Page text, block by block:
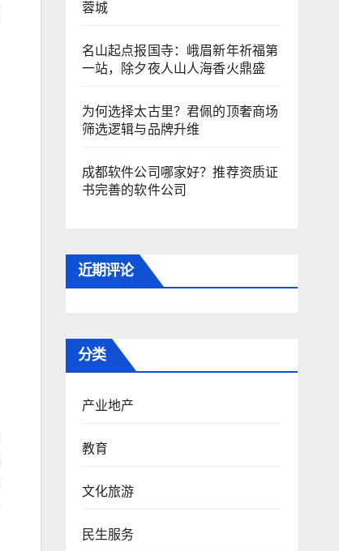
蓉城
名山起点报国寺：峨眉新年祈福第
一站，除夕夜人山人海香火鼎盛
为何选择太古里？君佩的顶奢商场
筛选逻辑与品牌升维
成都软件公司哪家好？推荐资质证
书完善的软件公司
近期评论
分类
产业地产
教育
文化旅游
民生服务